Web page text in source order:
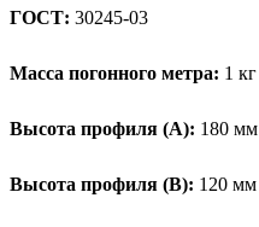
ГОСТ: 30245-03
Масса погонного метра: 1 кг
Высота профиля (А): 180 мм
Высота профиля (B): 120 мм